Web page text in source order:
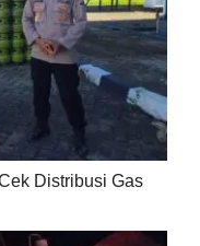
Distribusi Gas